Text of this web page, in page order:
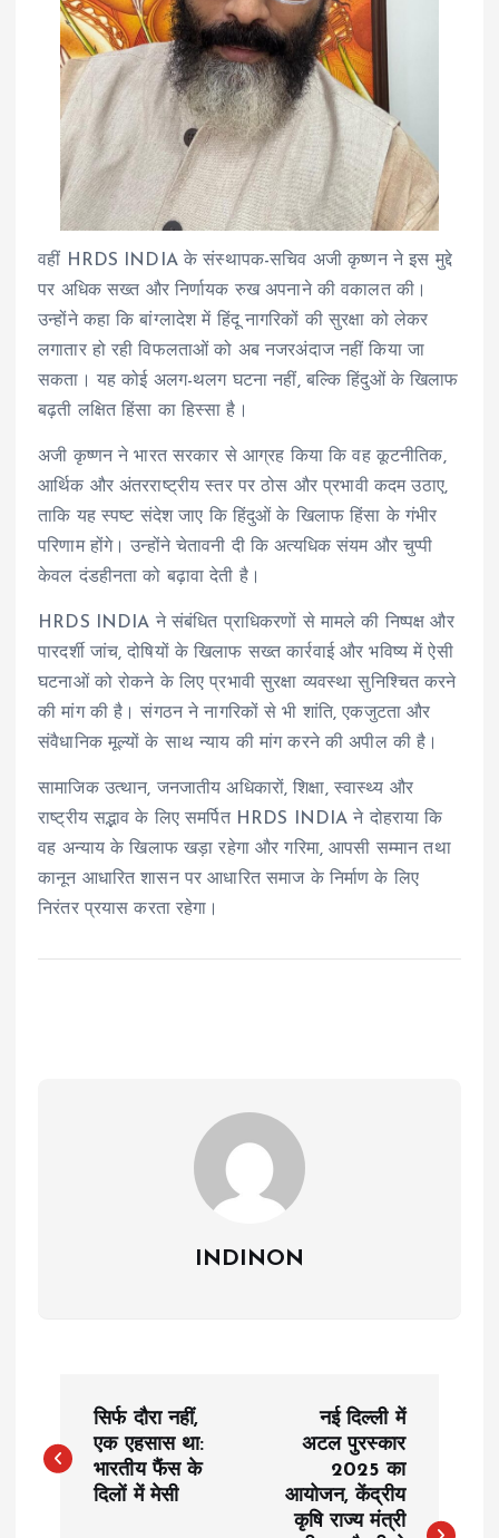
वहीं HRDS INDIA के संस्थापक-सचिव अजी कृष्णन ने इस मुद्दे
पर अधिक सख्त और निर्णायक रुख अपनाने की वकालत की।
उन्होंने कहा कि बांग्लादेश में हिंदू नागरिकों की सुरक्षा को लेकर
लगातार हो रही विफलताओं को अब नजरअंदाज नहीं किया जा
सकता। यह कोई अलग-थलग घटना नहीं, बल्कि हिंदुओं के खिलाफ
बढ़ती लक्षित हिंसा का हिस्सा है।
अजी कृष्णन ने भारत सरकार से आग्रह किया कि वह कूटनीतिक,
आर्थिक और अंतरराष्ट्रीय स्तर पर ठोस और प्रभावी कदम उठाए,
ताकि यह स्पष्ट संदेश जाए कि हिंदुओं के खिलाफ हिंसा के गंभीर
परिणाम होंगे। उन्होंने चेतावनी दी कि अत्यधिक संयम और चुप्पी
केवल दंडहीनता को बढ़ावा देती है।
HRDS INDIA ने संबंधित प्राधिकरणों से मामले की निष्पक्ष और
पारदर्शी जांच, दोषियों के खिलाफ सख्त कार्रवाई और भविष्य में ऐसी
घटनाओं को रोकने के लिए प्रभावी सुरक्षा व्यवस्था सुनिश्चित करने
की मांग की है। संगठन ने नागरिकों से भी शांति, एकजुटता और
संवैधानिक मूल्यों के साथ न्याय की मांग करने की अपील की है।
सामाजिक उत्थान, जनजातीय अधिकारों, शिक्षा, स्वास्थ्य और
राष्ट्रीय सद्भाव के लिए समर्पित HRDS INDIA ने दोहराया कि
वह अन्याय के खिलाफ खड़ा रहेगा और गरिमा, आपसी सम्मान तथा
कानून आधारित शासन पर आधारित समाज के निर्माण के लिए
निरंतर प्रयास करता रहेगा।
INDINON
o
सिर्फ दौरा नहीं,
एक एहसास था:
भारतीय फैंस के
दिलों में मेसी
नई दिल्ली में
अटल पुरस्कार
2025 का
आयोजन, केंद्रीय
कृषि राज्य मंत्री